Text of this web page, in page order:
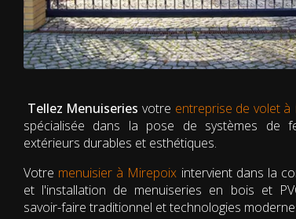
Tellez Menuiseries votre entreprise de volet à
spécialisée dans la pose de systèmes de
extérieurs durables et esthétiques.
Votre menuisier à Mirepoix intervient dans la
et l'installation de menuiseries en bois et
savoir-faire traditionnel et technologies